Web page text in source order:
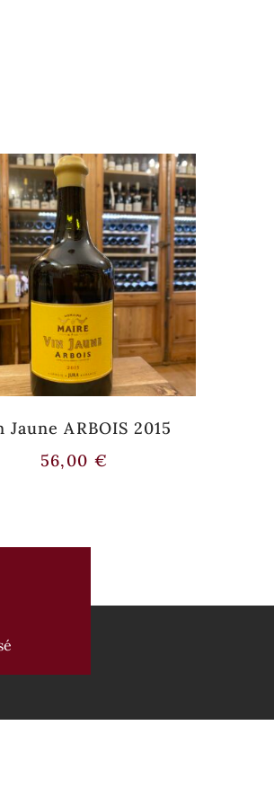
Rupture de stock
Jaune ARBOIS 2015
56,00 €